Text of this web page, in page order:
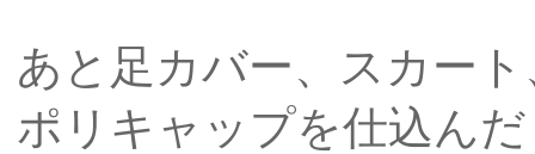
あと足カバー、スカー
ポリキャップを仕込ん